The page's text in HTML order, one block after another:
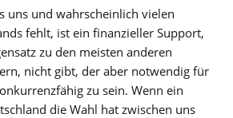
uns und wahrscheinlich vielen
fehlt, ist ein finanzieller Support,
zu den meisten anderen
nicht gibt, der aber notwendig für
zu sein. Wenn ein
die Wahl hat zwischen uns